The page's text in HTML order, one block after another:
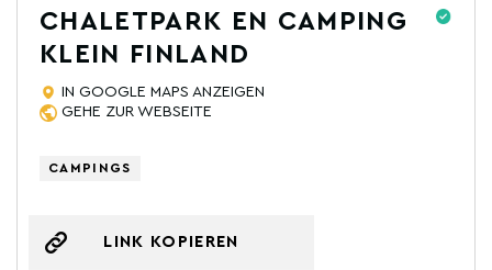
CHALETPARK EN CAMPING
KLEIN FINLAND
IN GOOGLE MAPS ANZEIGEN
GEHE ZUR WEBSEITE
CAMPINGS
LINK KOPIEREN